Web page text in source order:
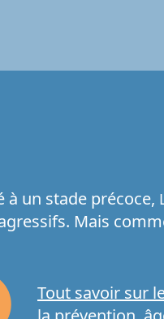
à un stade précoce,
Mais
Tout savoir sur